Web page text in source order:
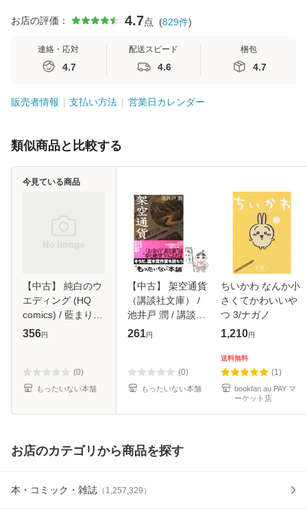
お店の評価： 4.7点 (829件)
連絡・応対
4.7
配送スピード
4.6
梱包
4.7
販売者情報 支払い方法 営業日カレンダー
類似商品と比較する
【中古】 純白のウ
エディング (HQ
comics) / 藍まり
と、ダイアナ・パ
【メール便送料無
料】
356円
(0)
もったいない本舗
今見ている商品
【中古】 架空通貨
（講談社文庫） /
池井戸 潤 / 講談社
[文庫]【メール便送
261円
(0)
もったいない本舗
ちいかわ なんか小
さくてかわいいや
つ 3/ナガノ
1,210円
送料無料
(1)
bookfan au PAY マ
ーケット店
お店のカテゴリから商品を探す
本・コミック・雑誌 （ 1,257,329 ）